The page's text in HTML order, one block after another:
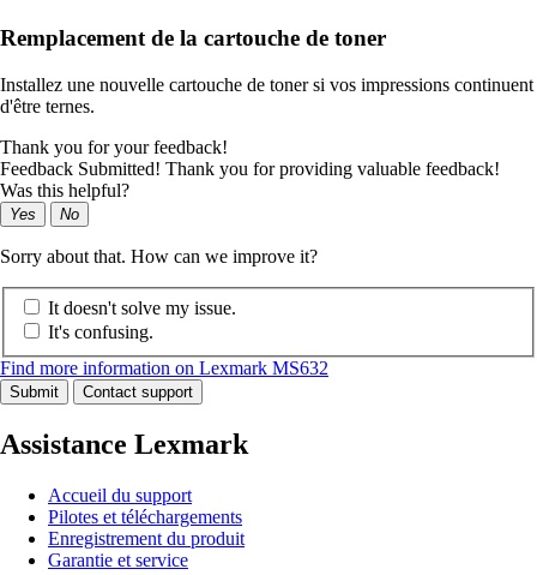
Remplacement de la cartouche de toner
Installez une nouvelle cartouche de toner si vos impressions continuent
d'être ternes.
Thank you for your feedback!
Feedback Submitted! Thank you for providing valuable feedback!
Was this helpful?
Yes No
Sorry about that. How can we improve it?
It doesn't solve my issue.
It's confusing.
Find more information on Lexmark MS632
Submit Contact support
Assistance Lexmark
Accueil du support
Pilotes et téléchargements
Enregistrement du produit
Garantie et service